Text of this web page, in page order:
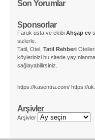
Son Yorumlar
Sponsorlar
Faruk usta ve ekibi Ahşap ev
sizlerle.
Tatil, Otel, Tatil Rehberi
köylerinizi bu sitede
sağlayabilirsiniz.
https://kasentra.com/ https://
Arşivler
Arşivler